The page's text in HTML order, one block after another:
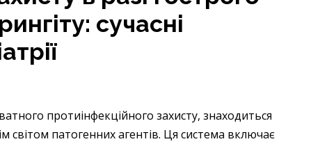
сучасні
протиінфекційного захисту, знаходиться
світом патогенних агентів. Ця система включає